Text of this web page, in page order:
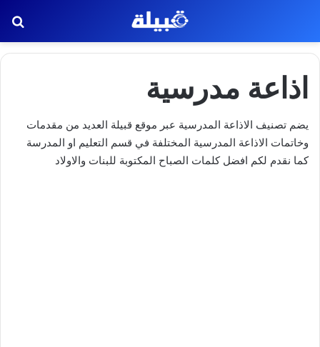
اذاعة مدرسية
يضم تصنيف الاذاعة المدرسية عبر موقع قبيلة العديد من مقدمات
وخاتمات الاذاعة المدرسية المختلفة في قسم التعليم او المدرسة
كما نقدم لكم افضل كلمات الصباح المكتوبة للبنات والاولاد